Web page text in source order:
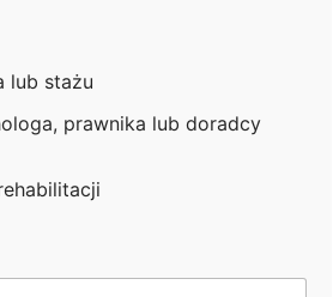
lub stażu
prawnika lub doradcy